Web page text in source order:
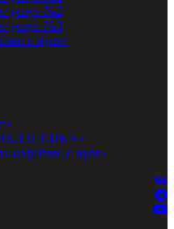
услуг №2
услуг №3
с нуля»
кофейню с нуля»